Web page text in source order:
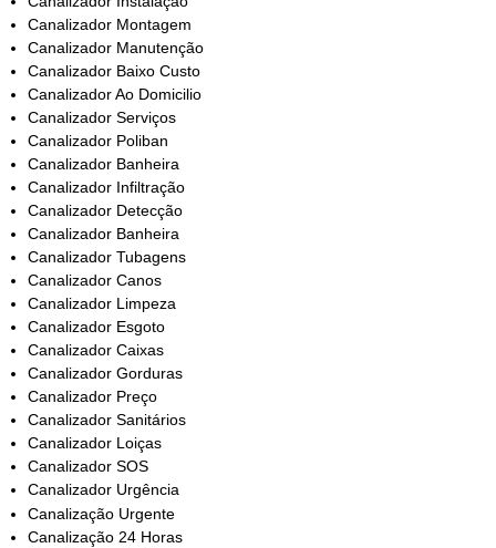
Canalizador Montagem
Canalizador Manutenção
Canalizador Baixo Custo
Canalizador Ao Domicilio
Canalizador Serviços
Canalizador Poliban
Canalizador Banheira
Canalizador Infiltração
Canalizador Detecção
Canalizador Banheira
Canalizador Tubagens
Canalizador Canos
Canalizador Limpeza
Canalizador Esgoto
Canalizador Caixas
Canalizador Gorduras
Canalizador Preço
Canalizador Sanitários
Canalizador Loiças
Canalizador SOS
Canalizador Urgência
Canalização Urgente
Canalização 24 Horas